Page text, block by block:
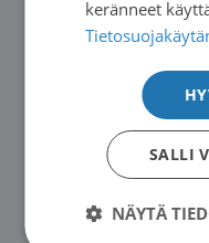
sairauksista
Suomen
(essentiaalinen
keränneet
SALLI
NÄYTÄ